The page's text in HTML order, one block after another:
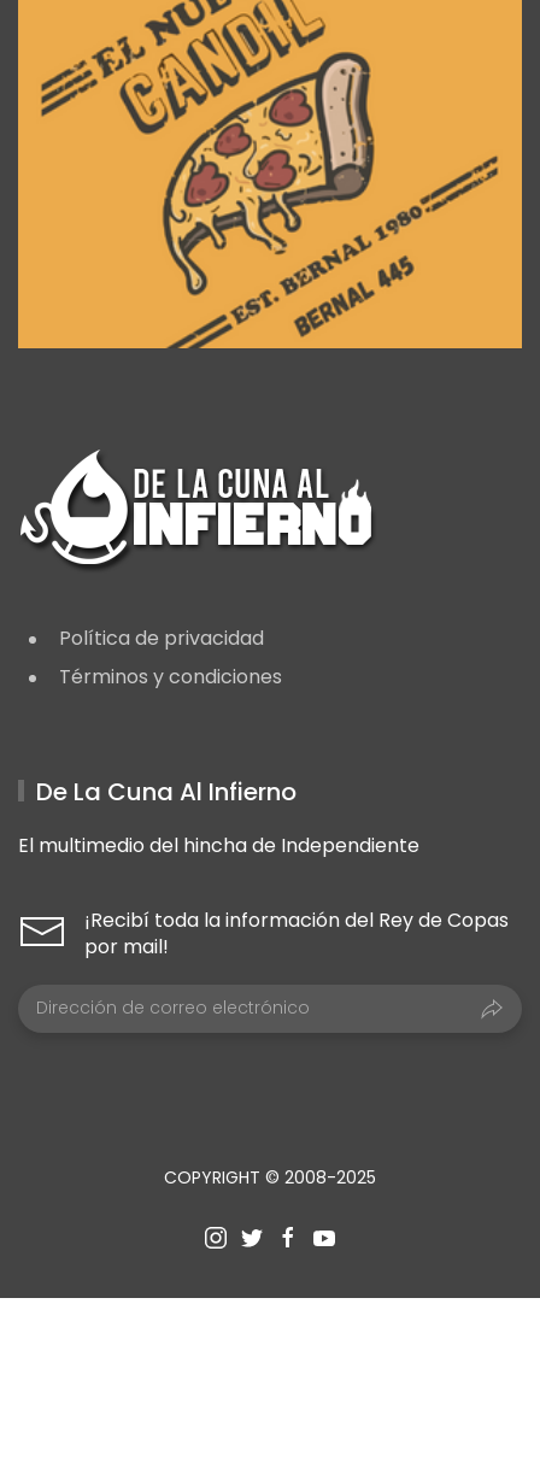
Política de privacidad
Términos y condiciones
De La Cuna Al Infierno
El multimedio del hincha de Independiente
¡Recibí toda la información del Rey de Copas
por mail!
COPYRIGHT © 2008-2025